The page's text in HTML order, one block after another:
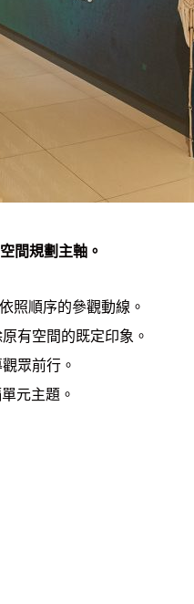
間規劃主軸。
照順序的參觀動線。
有空間的既定印象。
眾前行。
元主題。